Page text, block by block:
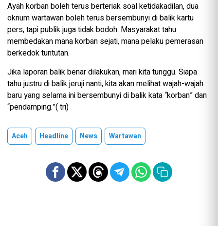
Ayah korban boleh terus berteriak soal ketidakadilan, dua
oknum wartawan boleh terus bersembunyi di balik kartu
pers, tapi publik juga tidak bodoh. Masyarakat tahu
membedakan mana korban sejati, mana pelaku pemerasan
berkedok tuntutan.
Jika laporan balik benar dilakukan, mari kita tunggu. Siapa
tahu justru di balik jeruji nanti, kita akan melihat wajah-wajah
baru yang selama ini bersembunyi di balik kata “korban” dan
“pendamping.”( tri)
Aceh Headline News Wartawan